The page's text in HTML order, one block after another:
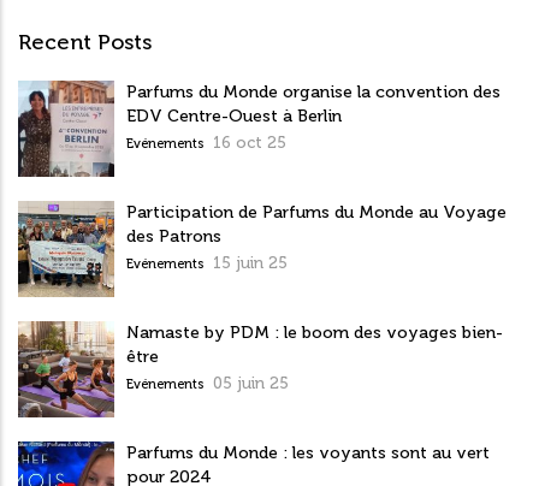
Recent Posts
Parfums du Monde organise la convention des
EDV Centre-Ouest à Berlin
Evénements 16 oct 25
Participation de Parfums du Monde au Voyage
des Patrons
Evénements 15 juin 25
Namaste by PDM : le boom des voyages bien-
être
Evénements 05 juin 25
Parfums du Monde : les voyants sont au vert
pour 2024